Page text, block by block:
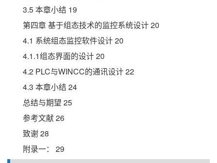
3.5 本章小结 19
第四章 基于组态技术的监控系统设计 20
4.1 系统组态监控软件设计 20
4.1.1组态界面的设计 20
4.2 PLC与WINCC的通讯设计 22
4.3 本章小结 24
总结与期望 25
参考文献 26
致谢 28
附录一： 29